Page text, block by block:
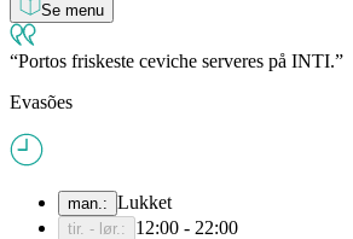
Se menu
Portos friskeste ceviche serveres på INTI.
Evasões
man. : Lukket
tir. - lør. : 12:00 - 22:00